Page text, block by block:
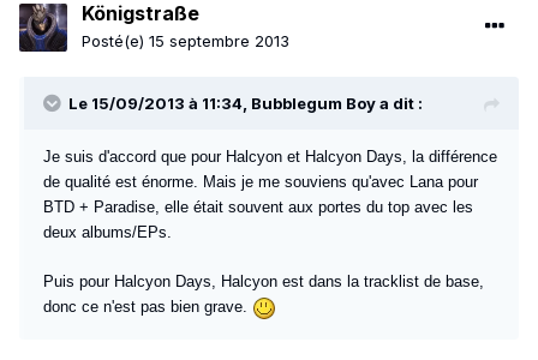
Königstraße
Posté(e) 15 septembre 2013
Le 15/09/2013 à 11:34, Bubblegum Boy a dit :
Je suis d'accord que pour Halcyon et Halcyon Days, la différence
de qualité est énorme. Mais je me souviens qu'avec Lana pour
BTD + Paradise, elle était souvent aux portes du top avec les
deux albums/EPs.
Puis pour Halcyon Days, Halcyon est dans la tracklist de base,
donc ce n'est pas bien grave.